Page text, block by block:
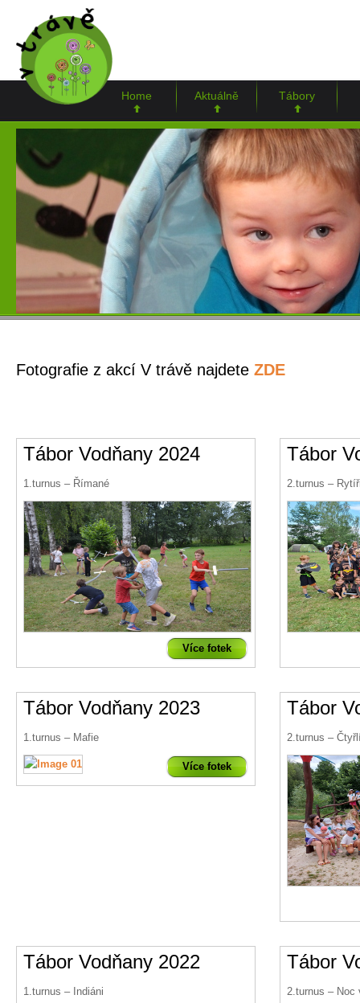
Home Aktuálně Tábory
Fotografie z akcí V trávě najdete ZDE
Tábor Vodňany 2024
1.turnus – Římané
Více fotek
Tábor
2.turnus –
Tábor Vodňany 2023
1.turnus – Mafie
Více fotek
Tábor
2.turnus –
Tábor Vodňany 2022
1.turnus – Indiáni
Tábor
2.turnus – Noc